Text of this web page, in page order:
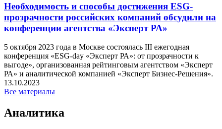
Необходимость и способы достижения ESG-
прозрачности российских компаний обсудили на
конференции агентства «Эксперт РА»
5 октября 2023 года в Москве состоялась III ежегодная
конференция «ESG-day «Эксперт РА»: от прозрачности к
выгоде», организованная рейтинговым агентством «Эксперт
РА» и аналитической компанией «Эксперт Бизнес-Решения».
13.10.2023
Все материалы
Аналитика